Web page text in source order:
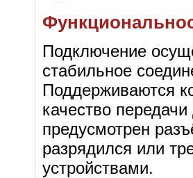
Подключение
стабильное
Поддерживаются
качество
предусмотрен
разрядился или
устройствами.